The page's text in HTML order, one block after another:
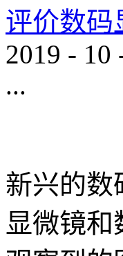
评价数码
2019 - 10
...
新兴的数
显微镜